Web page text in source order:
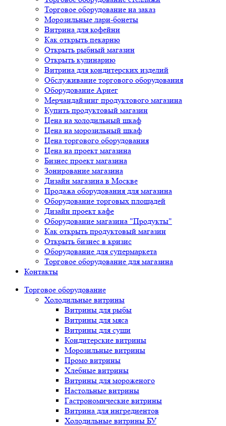
Торговое оборудование на заказ
Морозильные лари-бонеты
Витрина для кофейни
Как открыть пекарню
Открыть рыбный магазин
Открыть кулинарию
Витрина для кондитерских изделий
Обслуживание торгового оборудования
Оборудование Арнег
Мерчандайзинг продуктового магазина
Купить продуктовый магазин
Цена на холодильный шкаф
Цена на морозильный шкаф
Цена торгового оборудования
Цена на проект магазина
Бизнес проект магазина
Зонирование магазина
Дизайн магазина в Москве
Продажа оборудования для магазина
Оборудование торговых площадей
Дизайн проект кафе
Оборудование магазина "Продукты"
Как открыть продуктовый магазин
Открыть бизнес в кризис
Оборудование для супермаркета
Торговое оборудование для магазина
Контакты
Торговое оборудованиe
Холодильные витрины
Витрины для рыбы
Витрины для мяса
Витрины для суши
Кондитерские витрины
Морозильные витрины
Промо витрины
Хлебные витрины
Витрины для мороженого
Настольные витрины
Гастрономические витрины
Витрина для ингредиентов
Холодильные витрины БУ